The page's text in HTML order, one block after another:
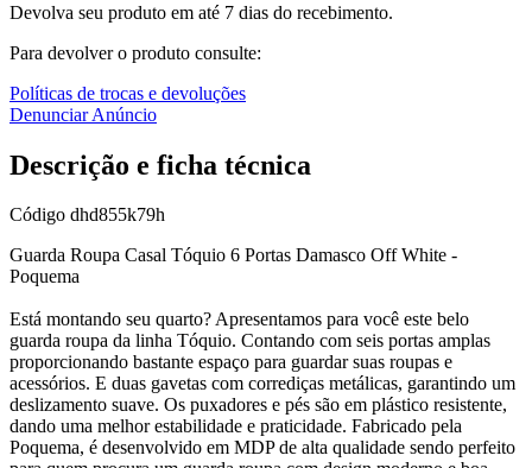
Devolva seu produto em até 7 dias do recebimento.
Para devolver o produto consulte:
Políticas de trocas e devoluções
Denunciar Anúncio
Descrição e ficha técnica
Código dhd855k79h
Guarda Roupa Casal Tóquio 6 Portas Damasco Off White -
Poquema
Está montando seu quarto? Apresentamos para você este belo
guarda roupa da linha Tóquio. Contando com seis portas amplas
proporcionando bastante espaço para guardar suas roupas e
acessórios. E duas gavetas com corrediças metálicas, garantindo um
deslizamento suave. Os puxadores e pés são em plástico resistente,
dando uma melhor estabilidade e praticidade. Fabricado pela
Poquema, é desenvolvido em MDP de alta qualidade sendo perfeito